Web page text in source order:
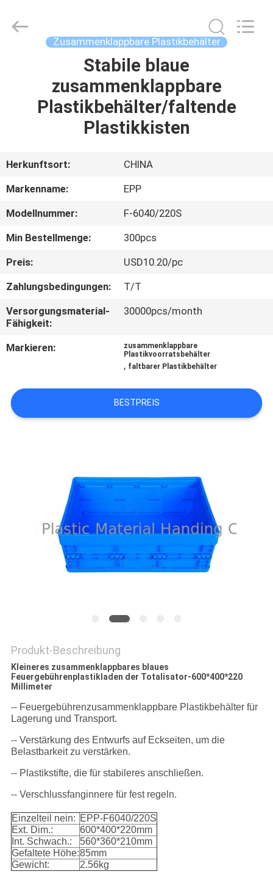
HAUSE
PRODUKTE
ÜBER
UNS
WERKSBESICHTIGUNG
QUALITÄTSKONTROLLE
KONTAKT
MIT
UNS
UM
EIN
SITEMAP
PRIVACY
POLICY
Zusammenklappbare Plastikbehälter
Stabile blaue
zusammenklappbare
Plastikbehälter/faltende
Plastikkisten
Herkunftsort:
CHINA
Markenname:
EPP
Modellnummer:
F-6040/220S
Min Bestellmenge:
300pcs
Preis:
USD10.20/pc
Zahlungsbedingungen:
T/T
Versorgungsmaterial-
Fähigkeit:
30000pcs/month
Markieren:
zusammenklappbare
Plastikvoorratsbehälter
, faltbarer Plastikbehälter
BESTPREIS
Produkt-Beschreibung
Kleineres zusammenklappbares blaues
Feuergebührenplastikladen der Totalisator-600*400*220
Millimeter
-- Feuergebührenzusammenklappbare Plastikbehälter für
Lagerung und Transport.
-- Verstärkung des Entwurfs auf Eckseiten, um die
Belastbarkeit zu verstärken.
-- Plastikstifte, die für stabileres anschließen.
-- Verschlussfanginnere für fest regeln.
Einzelteil nein: EPP-F6040/220S
Ext. Dim.:
600*400*220mm
Int. Schwach.:
560*360*210mm
Gefaltete Höhe:85mm
Gewicht:
2.56kg